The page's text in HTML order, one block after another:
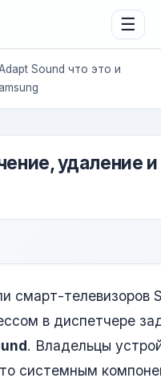
☰
Sound что это и
удаление
смарт-телевизоров
в диспетчере
. Владельцы
системным